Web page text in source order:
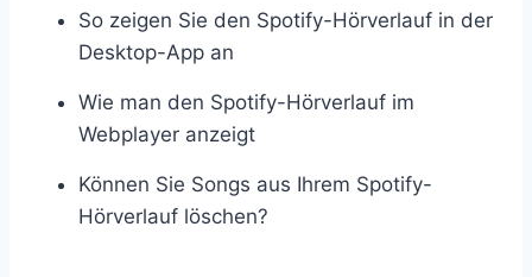
So zeigen Sie den Spotify-Hörverlauf in der
Desktop-App an
Wie man den Spotify-Hörverlauf im
Webplayer anzeigt
Können Sie Songs aus Ihrem Spotify-
Hörverlauf löschen?